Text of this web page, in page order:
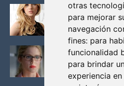
otras
para mejorar
navegación
fines: para
funcionalidad
para brindar
experiencia
KATHERYN WINNICK:
VIKINGOS
Junio 14, 2013
FELICITY (EMILY
MAS BONITAS DE LA
Noviembre 30, 2013